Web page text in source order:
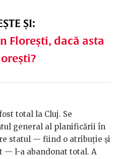
ȘI:
Florești, dacă asta
total la Cluj. Se
general al planificării în
statul — fiind o atribuție și
— l-a abandonat total. A